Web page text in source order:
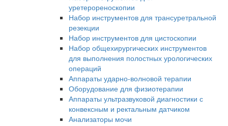
уретерореноскопии
Набор инструментов для трансуретральной
резекции
Набор инструментов для цистоскопии
Набор общехирургических инструментов
для выполнения полостных урологических
операций
Аппараты ударно-волновой терапии
Оборудование для физиотерапии
Аппараты ультразвуковой диагностики с
конвексным и ректальным датчиком
Анализаторы мочи